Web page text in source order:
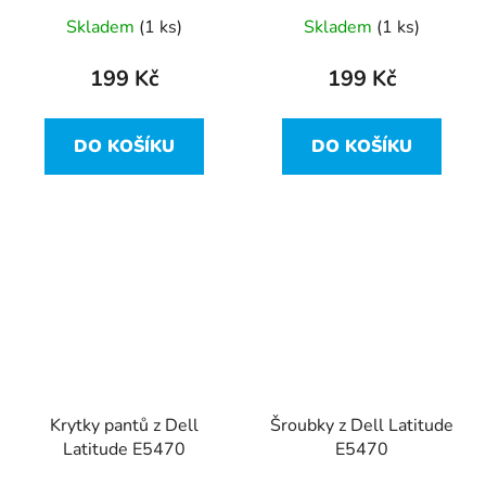
Latitude E5470
Skladem (1 ks)
199 Kč
DO KOŠÍKU
Skladem (1 ks)
199 Kč
DO KOŠÍKU
Krytky pantů z Dell
Latitude E5470
Šroubky z Dell Latitude
E5470